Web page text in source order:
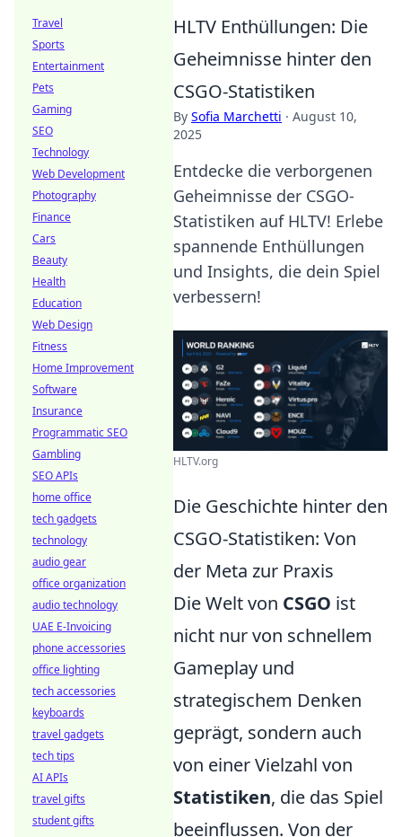
HLTV Enthüllungen: Die
Geheimnisse hinter den
CSGO-Statistiken
By Sofia Marchetti · August 10,
2025
Entdecke die verborgenen
Geheimnisse der CSGO-
Statistiken auf HLTV! Erlebe
spannende Enthüllungen
und Insights, die dein Spiel
verbessern!
HLTV.org
Die Geschichte hinter den
CSGO-Statistiken: Von
der Meta zur Praxis
Die Welt von CSGO ist
nicht nur von schnellem
Gameplay und
strategischem Denken
geprägt, sondern auch
von einer Vielzahl von
Statistiken, die das Spiel
beeinflussen. Von der
Travel
Sports
Entertainment
Pets
Gaming
SEO
Technology
Web Development
Photography
Finance
Cars
Beauty
Health
Education
Web Design
Fitness
Home Improvement
Software
Insurance
Programmatic SEO
Gambling
SEO APIs
home office
tech gadgets
technology
audio gear
office organization
audio technology
UAE E-Invoicing
phone accessories
office lighting
tech accessories
keyboards
travel gadgets
tech tips
AI APIs
travel gifts
student gifts